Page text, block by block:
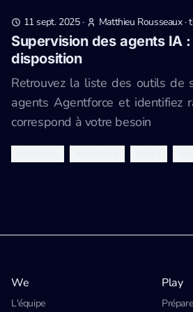
11 sept. 2025· Matthieu Rousseaux·
Supervision des agents IA
disposition
Retrouvez la liste des outils de
agents Agentforce et identifiez
correspond à votre besoin
We
L'équipe
Play